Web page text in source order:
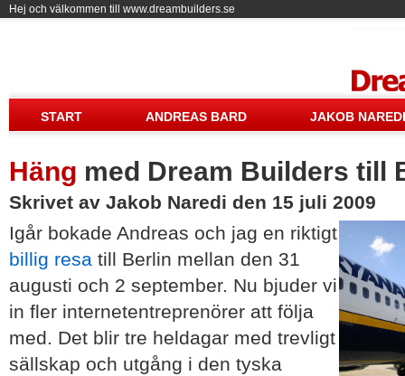
Hej och välkommen till www.dreambuilders.se
START ANDREAS BARD JAKOB NAREDI
Häng med Dream Builders till
Skrivet av Jakob Naredi den 15 juli 2009
Igår bokade Andreas och jag en riktigt
billig resa till Berlin mellan den 31
augusti och 2 september. Nu bjuder vi
in fler internetentreprenörer att följa
med. Det blir tre heldagar med trevligt
sällskap och utgång i den tyska